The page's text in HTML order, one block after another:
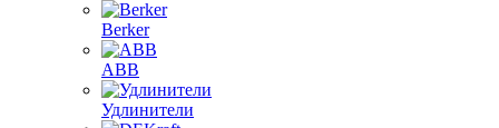
Berker
ABB
Удлинители